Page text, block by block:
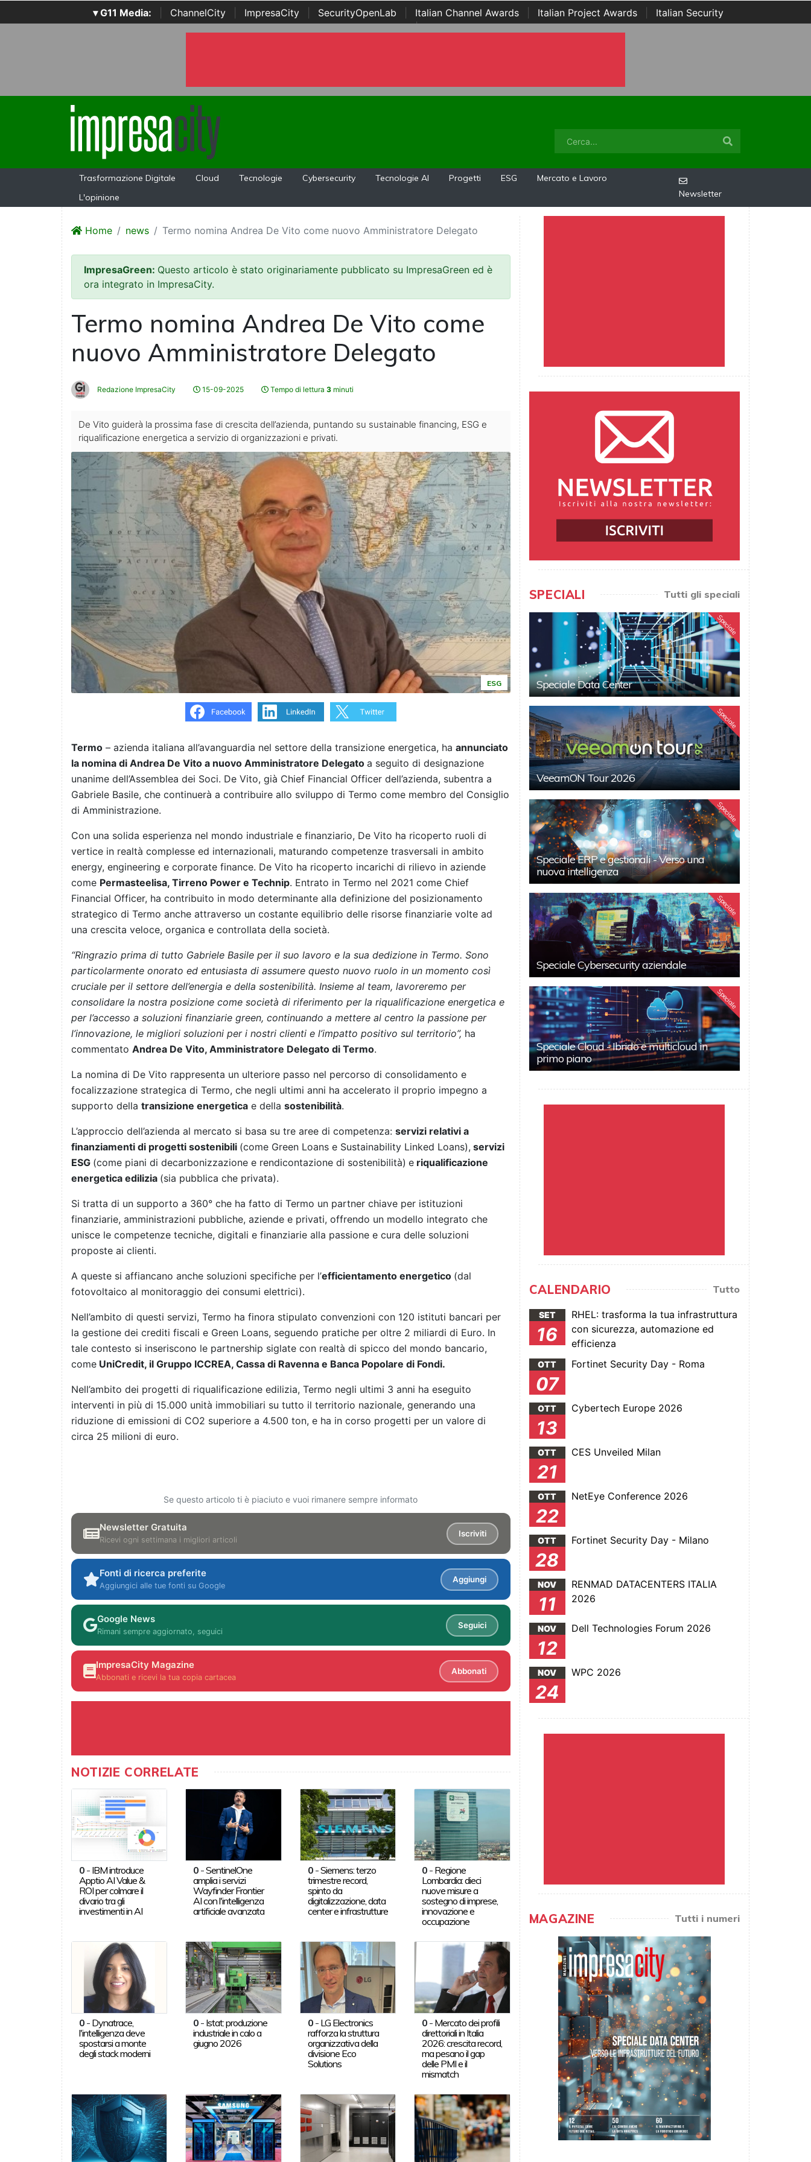
▾ G11 Media: ChannelCity ImpresaCity SecurityOpenLab Italian Channel Awards Italian Project Awards
Italian Security
Awards | ...
Trasformazione Digitale Cloud Tecnologie Cybersecurity Tecnologie AI Progetti ESG
Mercato e Lavoro
L'opinione
Newsletter
Home news Termo nomina Andrea De Vito come nuovo Amministratore Delegato
ImpresaGreen: Questo articolo è stato originariamente pubblicato su ImpresaGreen ed è
ora integrato in ImpresaCity.
Termo nomina Andrea De Vito come
nuovo Amministratore Delegato
Redazione ImpresaCity 15-09-2025 Tempo di lettura 3 minuti
De Vito guiderà la prossima fase di crescita dell’azienda, puntando su sustainable financing, ESG e
riqualificazione energetica a servizio di organizzazioni e privati.
ESG
Termo – azienda italiana all’avanguardia nel settore della transizione energetica, ha annunciato
la nomina di Andrea De Vito a nuovo Amministratore Delegato a seguito di designazione
unanime dell’Assemblea dei Soci. De Vito, già Chief Financial Officer dell’azienda, subentra a
Gabriele Basile, che continuerà a contribuire allo sviluppo di Termo come membro del Consiglio
di Amministrazione.
Con una solida esperienza nel mondo industriale e finanziario, De Vito ha ricoperto ruoli di
vertice in realtà complesse ed internazionali, maturando competenze trasversali in ambito
energy, engineering e corporate finance. De Vito ha ricoperto incarichi di rilievo in aziende
come Permasteelisa, Tirreno Power e Technip. Entrato in Termo nel 2021 come Chief
Financial Officer, ha contribuito in modo determinante alla definizione del posizionamento
strategico di Termo anche attraverso un costante equilibrio delle risorse finanziarie volte ad
una crescita veloce, organica e controllata della società.
“Ringrazio prima di tutto Gabriele Basile per il suo lavoro e la sua dedizione in Termo. Sono
particolarmente onorato ed entusiasta di assumere questo nuovo ruolo in un momento così
cruciale per il settore dell’energia e della sostenibilità. Insieme al team, lavoreremo per
consolidare la nostra posizione come società di riferimento per la riqualificazione energetica e
per l’accesso a soluzioni finanziarie green, continuando a mettere al centro la passione per
l’innovazione, le migliori soluzioni per i nostri clienti e l’impatto positivo sul territorio”, ha
commentato Andrea De Vito, Amministratore Delegato di Termo.
La nomina di De Vito rappresenta un ulteriore passo nel percorso di consolidamento e
focalizzazione strategica di Termo, che negli ultimi anni ha accelerato il proprio impegno a
supporto della transizione energetica e della sostenibilità.
L’approccio dell’azienda al mercato si basa su tre aree di competenza: servizi relativi a
finanziamenti di progetti sostenibili (come Green Loans e Sustainability Linked Loans), servizi
ESG (come piani di decarbonizzazione e rendicontazione di sostenibilità) e riqualificazione
energetica edilizia (sia pubblica che privata).
Si tratta di un supporto a 360° che ha fatto di Termo un partner chiave per istituzioni
finanziarie, amministrazioni pubbliche, aziende e privati, offrendo un modello integrato che
unisce le competenze tecniche, digitali e finanziarie alla passione e cura delle soluzioni
proposte ai clienti.
A queste si affiancano anche soluzioni specifiche per l’efficientamento energetico (dal
fotovoltaico al monitoraggio dei consumi elettrici).
Nell’ambito di questi servizi, Termo ha finora stipulato convenzioni con 120 istituti bancari per
la gestione dei crediti fiscali e Green Loans, seguendo pratiche per oltre 2 miliardi di Euro. In
tale contesto si inseriscono le partnership siglate con realtà di spicco del mondo bancario,
come UniCredit, il Gruppo ICCREA, Cassa di Ravenna e Banca Popolare di Fondi.
Nell’ambito dei progetti di riqualificazione edilizia, Termo negli ultimi 3 anni ha eseguito
interventi in più di 15.000 unità immobiliari su tutto il territorio nazionale, generando una
riduzione di emissioni di CO2 superiore a 4.500 ton, e ha in corso progetti per un valore di
circa 25 milioni di euro.
Se questo articolo ti è piaciuto e vuoi rimanere sempre informato
Newsletter Gratuita
Ricevi ogni settimana i migliori articoli
Iscriviti
Fonti di ricerca preferite
Aggiungici alle tue fonti su Google
Aggiungi
Google News
Rimani sempre aggiornato, seguici
Seguici
ImpresaCity Magazine
Abbonati e ricevi la tua copia cartacea
Abbonati
NOTIZIE CORRELATE
0- IBM introduce
Apptio AI Value &
ROI per colmare il
divario tra gli
investimenti in AI
0 -SentinelOne
amplia i servizi
Wayfinder Frontier
AI con l'intelligenza
artificiale avanzata
0-Siemens: terzo
trimestre record,
spinto da
digitalizzazione, data
center e infrastrutture
0 - Regione
Lombardia: dieci
nuove misure a
sostegno di imprese,
innovazione e
occupazione
0- Dynatrace,
l'intelligenza deve
spostarsi a monte
degli stack moderni
0 - Istat: produzione
industriale in calo a
giugno 2026
0- LG Electronics
rafforza la struttura
organizzativa della
divisione Eco
Solutions
0 - Mercato dei profili
direttoriali in Italia
2026: crescita record,
ma pesano il gap
delle PMI e il
mismatch
SPECIALI Tutti gli speciali
Speciale
Speciale Data Center
Speciale
VeeamON Tour 2026
Speciale
Speciale ERP e gestionali - Verso una
nuova intelligenza
Speciale
Speciale Cybersecurity aziendale
Speciale
Speciale Cloud - Ibrido e multicloud in
primo piano
CALENDARIO Tutto
SET
16
RHEL: trasforma la tua infrastruttura
con sicurezza, automazione ed
efficienza
OTT
07
Fortinet Security Day - Roma
OTT
13
Cybertech Europe 2026
OTT
21
CES Unveiled Milan
OTT
22
NetEye Conference 2026
OTT
28
Fortinet Security Day - Milano
NOV
11
RENMAD DATACENTERS ITALIA
2026
NOV
12
Dell Technologies Forum 2026
NOV
24
WPC 2026
MAGAZINE Tutti i numeri